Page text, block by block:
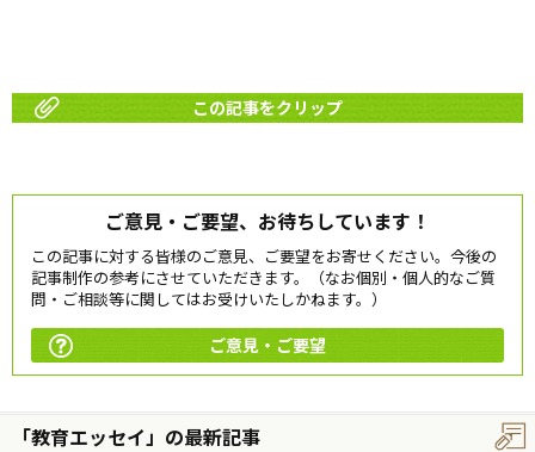
この記事をクリップ
ご意見・ご要望、お待ちしています！
この記事に対する皆様のご意見、ご要望をお寄せください。今後の
記事制作の参考にさせていただきます。（なお個別・個人的なご質
問・ご相談等に関してはお受けいたしかねます。）
ご意見・ご要望
「教育エッセイ」の最新記事